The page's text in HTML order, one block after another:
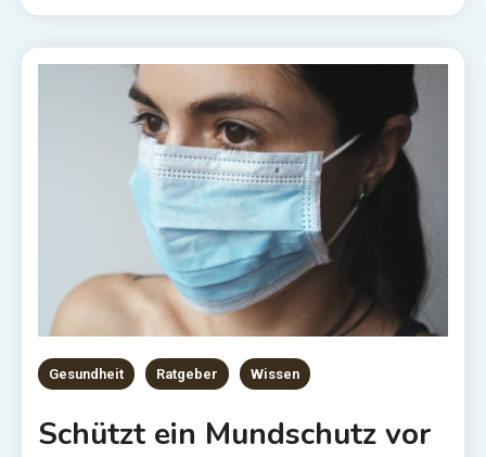
Gesundheit Ratgeber Wissen
Schützt ein Mundschutz vor